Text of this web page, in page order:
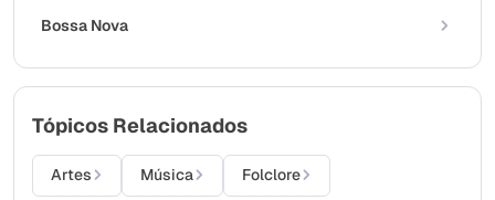
Bossa Nova
Tópicos Relacionados
Artes Música Folclore